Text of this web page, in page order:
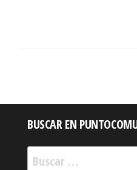
BUSCAR EN
Buscar: